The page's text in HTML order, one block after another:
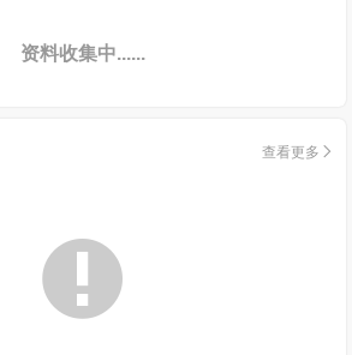
资料收集中......
查看更多 
